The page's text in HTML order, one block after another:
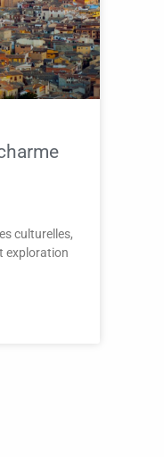
culturelles,
exploration